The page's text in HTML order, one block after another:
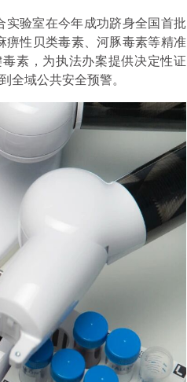
实验室在今年成功跻身全国首批
痹性贝类毒素、河豚毒素等精准
素，为执法办案提供决定性证
全域公共安全预警。